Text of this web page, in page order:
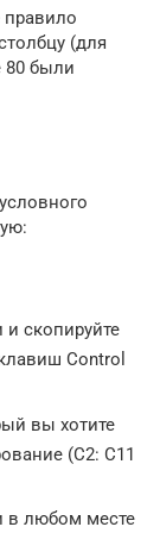
правило
(для
80 были
скопируйте
Control
вы хотите
(C2: C11
в любом месте